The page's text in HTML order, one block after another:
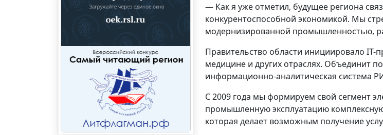
— Как я уже отметил, будущее региона
конкурентоспособной экономикой. Мы
модернизированной промышленностью,
Правительство области инициировало IT-
медицине и других отраслях. Объединит
информационно-аналитическая система
С 2009 года мы формируем свой сегмент
промышленную эксплуатацию комплексную
которая делает возможным получение